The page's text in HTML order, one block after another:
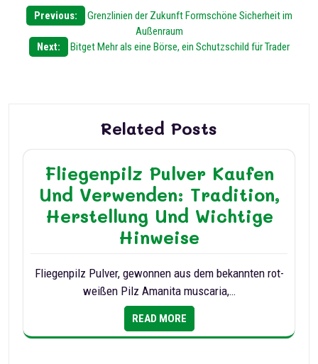
Post
navigation
Previous:
Grenzlinien der Zukunft Formschöne Sicherheit im
Außenraum
Next:
Bitget Mehr als eine Börse, ein Schutzschild für Trader
Related Posts
Fliegenpilz Pulver Kaufen
Und Verwenden: Tradition,
Herstellung Und Wichtige
Hinweise
Fliegenpilz Pulver, gewonnen aus dem bekannten rot-
weißen Pilz Amanita muscaria,…
READ MORE